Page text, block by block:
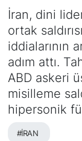
İran, dini
ortak
iddialarının
adım attı.
ABD askeri
misilleme
hipersonik
#İRAN
DEUTSCH
EKONOMİ
SİYASET
SAĞLIK
Son
Haber